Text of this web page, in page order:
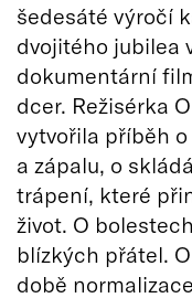
šedesáté výročí
dvojitého jubilea
dokumentární
dcer. Režisérka
vytvořila příběh
a zápalu, o
trápení, které
život. O
blízkých přátel.
době